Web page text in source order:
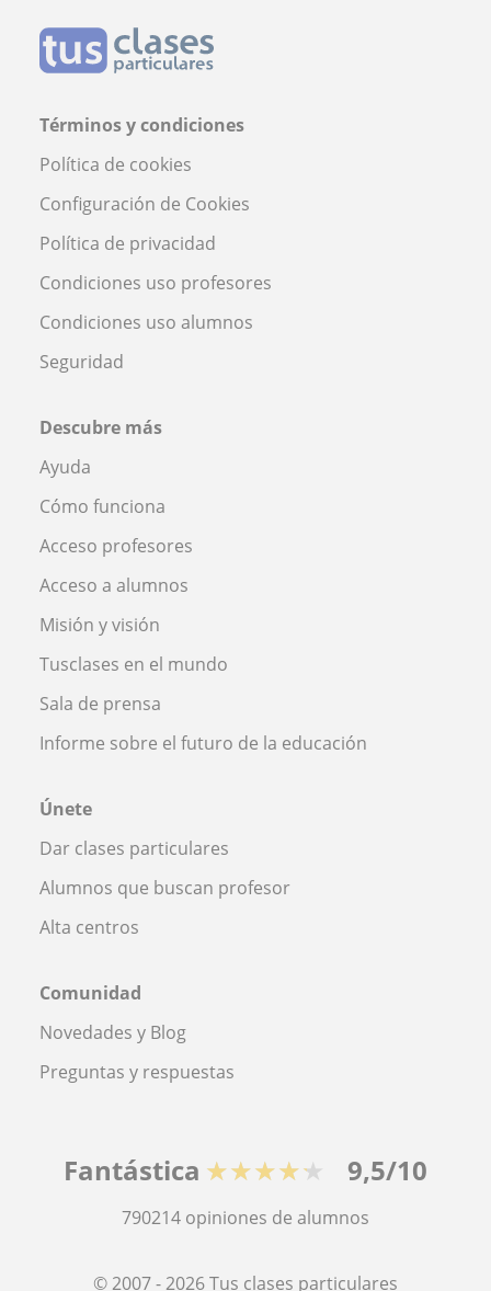
Términos y condiciones
Política de cookies
Configuración de Cookies
Política de privacidad
Condiciones uso profesores
Condiciones uso alumnos
Seguridad
Descubre más
Ayuda
Cómo funciona
Acceso profesores
Acceso a alumnos
Misión y visión
Tusclases en el mundo
Sala de prensa
Informe sobre el futuro de la educación
Únete
Dar clases particulares
Alumnos que buscan profesor
Alta centros
Comunidad
Novedades y Blog
Preguntas y respuestas
Fantástica ★★★★★ 9,5/10
790214 opiniones de alumnos
© 2007 - 2026 Tus clases particulares